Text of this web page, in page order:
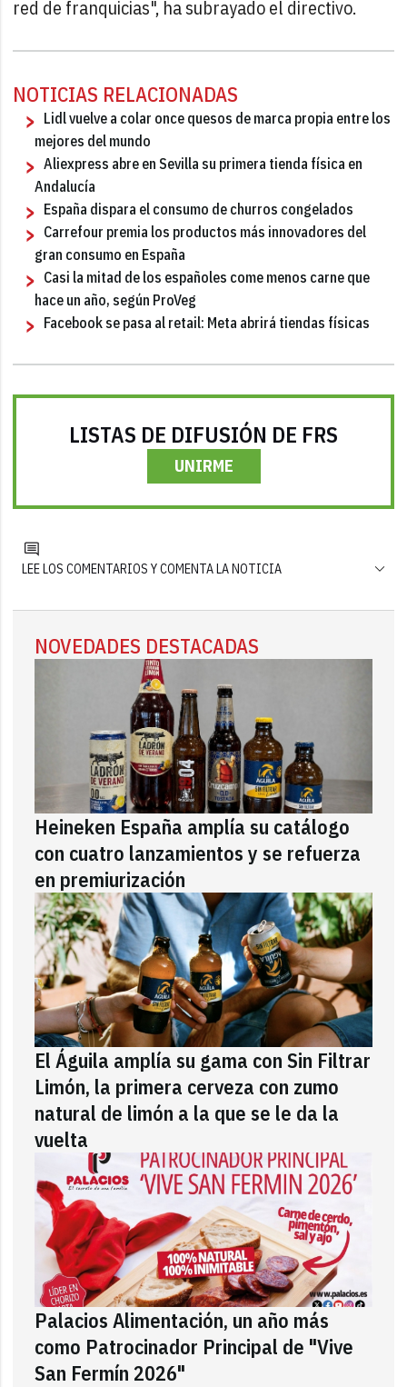
red de franquicias", ha subrayado el directivo.
NOTICIAS RELACIONADAS
Lidl vuelve a colar once quesos de marca propia entre los
mejores del mundo
Aliexpress abre en Sevilla su primera tienda física en
Andalucía
España dispara el consumo de churros congelados
Carrefour premia los productos más innovadores del
gran consumo en España
Casi la mitad de los españoles come menos carne que
hace un año, según ProVeg
Facebook se pasa al retail: Meta abrirá tiendas físicas
LISTAS DE DIFUSIÓN DE FRS
UNIRME
LEE LOS COMENTARIOS Y COMENTA LA NOTICIA
NOVEDADES DESTACADAS
Heineken España amplía su catálogo
con cuatro lanzamientos y se refuerza
en premiurización
El Águila amplía su gama con Sin Filtrar
Limón, la primera cerveza con zumo
natural de limón a la que se le da la
vuelta
Palacios Alimentación, un año más
como Patrocinador Principal de "Vive
San Fermín 2026"